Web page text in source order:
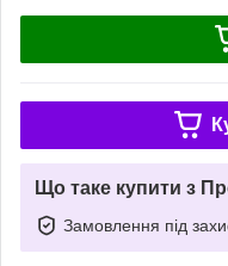
Що таке купити з
Замовлення під